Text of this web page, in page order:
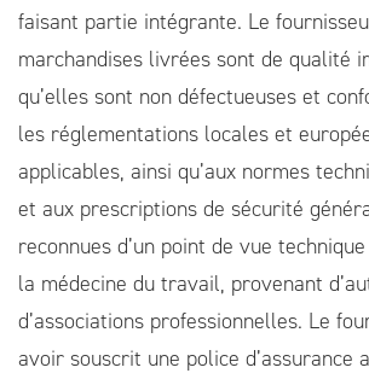
faisant partie intégrante. Le
marchandises livrées sont de qualité
qu’elles sont non défectueuses et
les réglementations locales et
applicables, ainsi qu’aux normes
et aux prescriptions de sécurité
reconnues d’un point de vue
la médecine du travail, provenant
d’associations professionnelles. Le
avoir souscrit une police d’assurance